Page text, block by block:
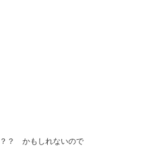
？ かもしれないので